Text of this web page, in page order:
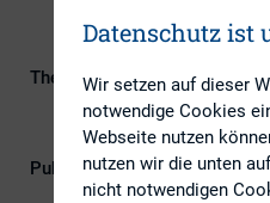
Themengebiete
ESG
Publikationsform
DIRK-
Datenschutz ist
Wir setzen auf dieser
notwendige Cookies
Webseite nutzen
nutzen wir die unten
nicht notwendigen